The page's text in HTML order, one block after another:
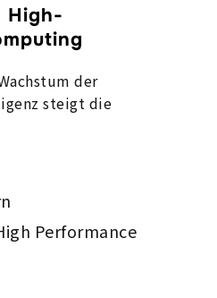
High-
der
steigt die
Performance